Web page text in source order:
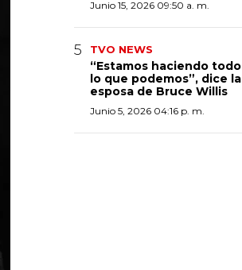
Junio 15, 2026 09:50 a. m.
TVO NEWS
“Estamos haciendo todo
lo que podemos”, dice la
esposa de Bruce Willis
Junio 5, 2026 04:16 p. m.